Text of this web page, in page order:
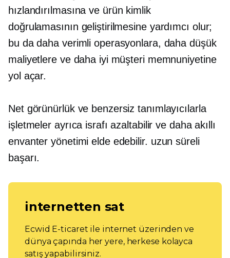
hızlandırılmasına ve ürün kimlik
doğrulamasının geliştirilmesine yardımcı olur;
bu da daha verimli operasyonlara, daha düşük
maliyetlere ve daha iyi müşteri memnuniyetine
yol açar.
Net görünürlük ve benzersiz tanımlayıcılarla
işletmeler ayrıca israfı azaltabilir ve daha akıllı
envanter yönetimi elde edebilir. uzun süreli
başarı.
internetten sat
Ecwid E-ticaret ile internet üzerinden ve
dünya çapında her yere, herkese kolayca
satış yapabilirsiniz.